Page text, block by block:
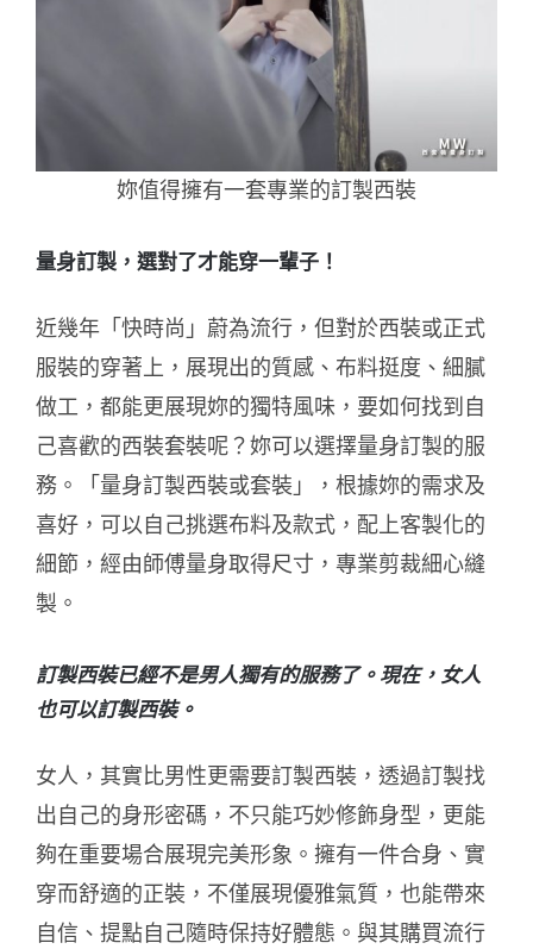
妳值得擁有一套專業的訂製西裝
量身訂製，選對了才能穿一輩子！
近幾年「快時尚」蔚為流行，但對於西裝或正式
服裝的穿著上，展現出的質感、布料挺度、細膩
做工，都能更展現妳的獨特風味，要如何找到自
己喜歡的西裝套裝呢？妳可以選擇量身訂製的服
務。「量身訂製西裝或套裝」，根據妳的需求及
喜好，可以自己挑選布料及款式，配上客製化的
細節，經由師傅量身取得尺寸，專業剪裁細心縫
製。
訂製西裝已經不是男人獨有的服務了。現在，女人
也可以訂製西裝。
女人，其實比男性更需要訂製西裝，透過訂製找
出自己的身形密碼，不只能巧妙修飾身型，更能
夠在重要場合展現完美形象。擁有一件合身、實
穿而舒適的正裝，不僅展現優雅氣質，也能帶來
自信、提點自己隨時保持好體態。與其購買流行